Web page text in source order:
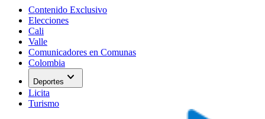
Contenido Exclusivo
Elecciones
Cali
Valle
Comunicadores en Comunas
Colombia
Deportes expand_more
Licita
Turismo